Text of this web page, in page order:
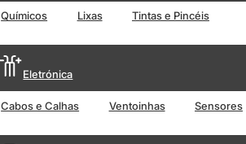
Químicos Lixas Tintas e Pincéis
Eletrónica
Cabos e Calhas Ventoinhas Sensores